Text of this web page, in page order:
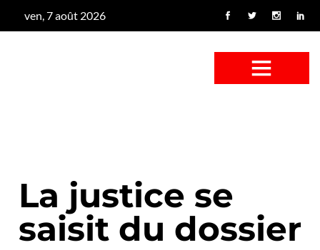
ven, 7 août 2026
La justice se
saisit du dossier